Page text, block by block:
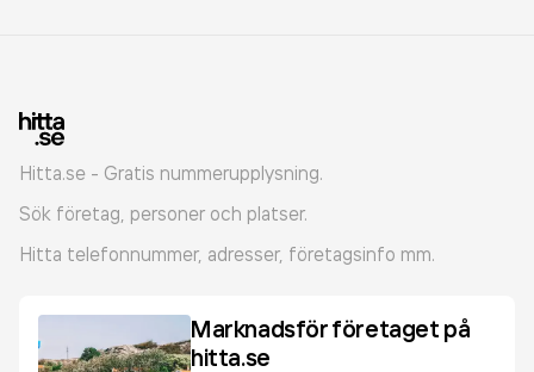
Hitta.se - Gratis nummerupplysning.
Sök företag, personer och platser.
Hitta telefonnummer, adresser, företagsinfo mm.
Marknadsför företaget på
hitta.se